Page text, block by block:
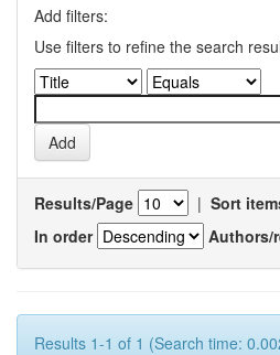
Add filters:
Use filters to refine the search
Results/Page | Sort
In order
Authors/
Results 1-1 of 1 (Search time: